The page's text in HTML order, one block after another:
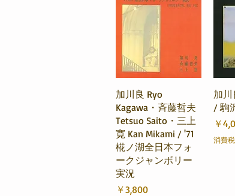
クイックビュー
加川良 Ryo
Kagawa・斉藤哲夫
Tetsuo Saito・三上
寛 Kan Mikami / '71
椛ノ湖全日本フォ
ークジャンボリー
実況
価格
￥3,800
加川
/ 駒
価格
￥
消費